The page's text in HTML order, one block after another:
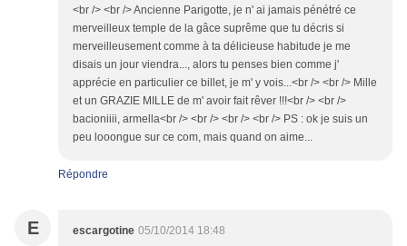
<br /> <br /> Ancienne Parigotte, je n' ai jamais pénétré ce
merveilleux temple de la gâce suprême que tu décris si
merveilleusement comme à ta délicieuse habitude je me
disais un jour viendra..., alors tu penses bien comme j'
apprécie en particulier ce billet, je m' y vois...<br /> <br /> Mille
et un GRAZIE MILLE de m' avoir fait rêver !!!<br /> <br />
bacioniiii, armella<br /> <br /> <br /> <br /> PS : ok je suis un
peu looongue sur ce com, mais quand on aime...
Répondre
E escargotine 05/10/2014 18:48